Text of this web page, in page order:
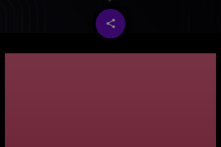
share
email